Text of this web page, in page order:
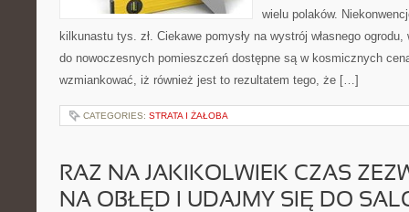
wielu polaków.
kilkunastu tys. zł. Ciekawe pomysły na wystrój własnego
do nowoczesnych pomieszczeń dostępne są w kosmicznych
wzmiankować, iż również jest to rezultatem tego, że […]
CATEGORIES: STRATA I ŻAŁOBA
RAZ NA JAKIKOLWIEK CZAS
NA OBŁĘD I UDAJMY SIĘ DO